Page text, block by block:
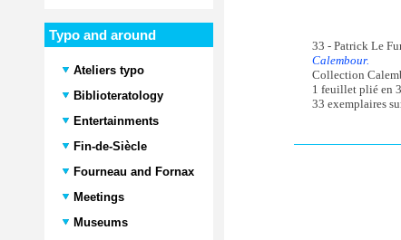
Typo and around
Ateliers typo
Biblioteratology
Entertainments
Fin-de-Siècle
Fourneau and Fornax
Meetings
Museums
33 - Patrick Le
Calembour.
Collection
1 feuillet plié en
33 exemplaires